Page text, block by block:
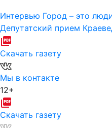
Интервью Город – это
Депутатский прием
Скачать газету
Мы в контакте
12+
Скачать газету